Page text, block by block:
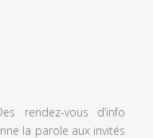
rendez-vous d’info
la parole aux invités